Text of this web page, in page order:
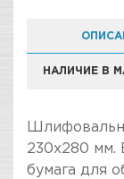
НАЛИЧИЕ В
230х280 мм.
бумага для